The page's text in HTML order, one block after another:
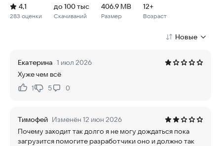
Рейтинг: 4,1, 283 оценки
Скачиваний: до 100 тыс
Размер файла: 406.9 MB
Возрастное ограничение: 406.9 MB
283 оценки
4,1
Скачиваний
до 100 тыс
Размер
406.9 MB
Возраст
12+
Новые
Екатерина 1 июл 2026
Хуже чем всё
Нравится:
1Не нравится:
5 0
Тимофей Изменён 12 июн 2026
Почему заходит так долго я не могу дождаться пока
загрузится помогите разработчики оно и должно так